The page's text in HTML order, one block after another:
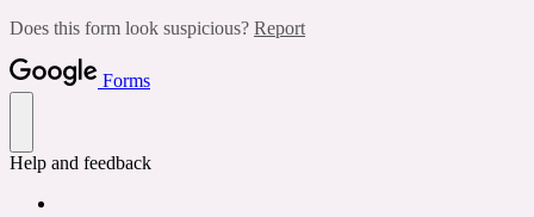
Does this form look suspicious? Report
Forms
Help and feedback